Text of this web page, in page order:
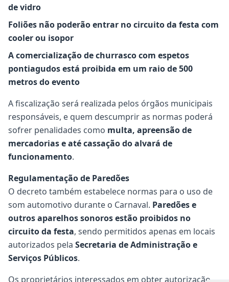
de vidro
Foliões não poderão entrar no circuito da festa com
cooler ou isopor
A comercialização de churrasco com espetos
pontiagudos está proibida em um raio de 500
metros do evento
A fiscalização será realizada pelos órgãos municipais
responsáveis, e quem descumprir as normas poderá
sofrer penalidades como multa, apreensão de
mercadorias e até cassação do alvará de
funcionamento.
Regulamentação de Paredões
O decreto também estabelece normas para o uso de
som automotivo durante o Carnaval. Paredões e
outros aparelhos sonoros estão proibidos no
circuito da festa, sendo permitidos apenas em locais
autorizados pela Secretaria de Administração e
Serviços Públicos.
Os proprietários interessados em obter autorização